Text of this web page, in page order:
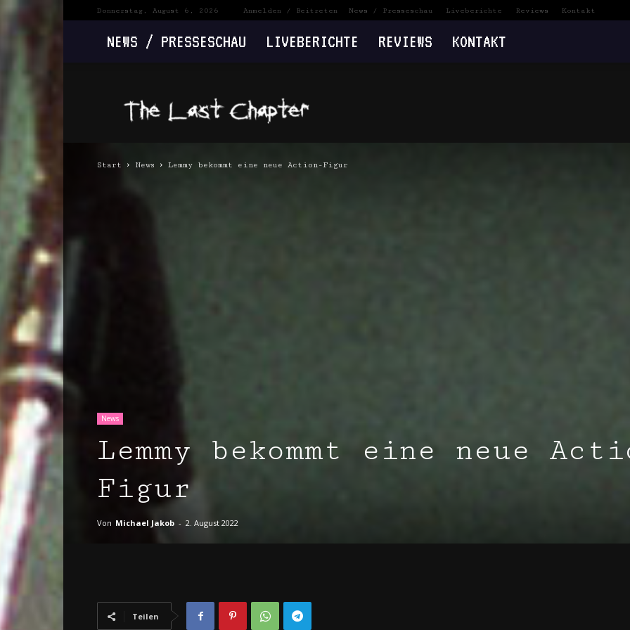
Donnerstag, August 6, 2026 Anmelden / Beitreten News / Presseschau Liveberichte Reviews Kontakt
NEWS / PRESSESCHAU LIVEBERICHTE REVIEWS KONTAKT
Last
Chapter
Start News Lemmy bekommt eine neue Action-Figur
News
Lemmy bekommt eine neue
Figur
Von Michael Jakob - 2. August 2022
Teilen